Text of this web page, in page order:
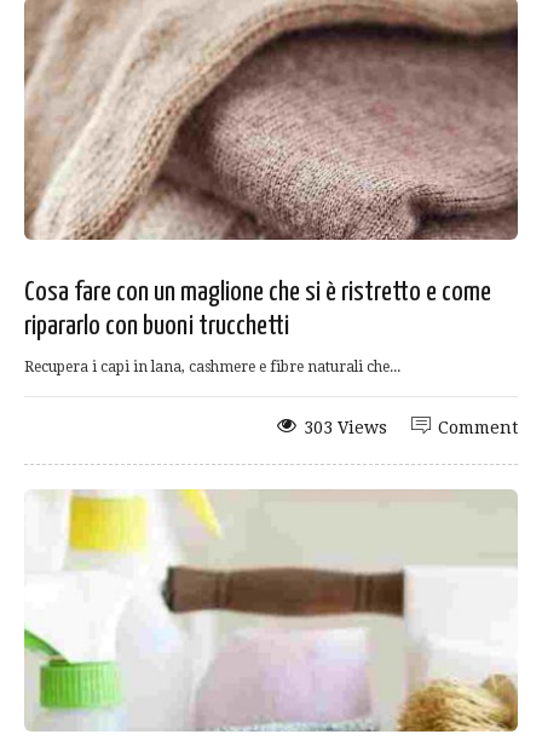
Cosa fare con un maglione che si è ristretto e come
ripararlo con buoni trucchetti
Recupera i capi in lana, cashmere e fibre naturali che...
Comment
303 Views